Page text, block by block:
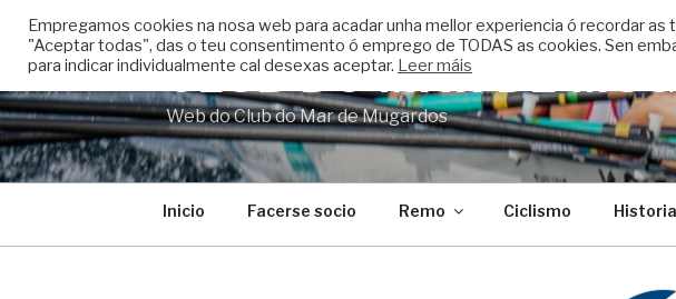
content
CLUB DO MAR DE
Web do Club do Mar de Mugardos
Inicio Facerse socio Remo Ciclismo Historia
Empregamos cookies na nosa web para acadar unha mellor experiencia ó recordar
"Aceptar todas", das o teu consentimento ó emprego de TODAS as cookies. Sen
para indicar individualmente cal desexas aceptar. Leer máis